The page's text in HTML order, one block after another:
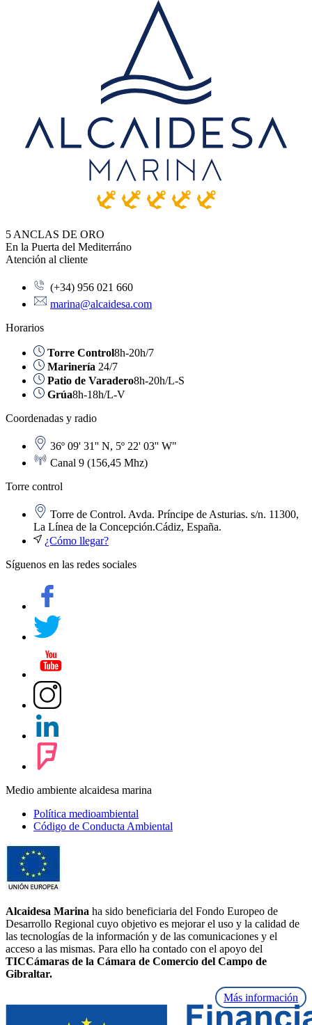
5 ANCLAS DE ORO
En la Puerta del Mediterráno
Atención al cliente
(+34) 956 021 660
marina@alcaidesa.com
Horarios
Torre Control8h-20h/7
Marinería 24/7
Patio de Varadero8h-20h/L-S
Grúa8h-18h/L-V
Coordenadas y radio
36º 09' 31'' N, 5º 22' 03'' W"
Canal 9 (156,45 Mhz)
Torre control
Torre de Control. Avda. Príncipe de Asturias. s/n. 11300,
La Línea de la Concepción.Cádiz, España.
¿Cómo llegar?
Síguenos en las redes sociales
Medio ambiente alcaidesa marina
Política medioambiental
Código de Conducta Ambiental
Alcaidesa Marina ha sido beneficiaria del Fondo Europeo de
Desarrollo Regional cuyo objetivo es mejorar el uso y la calidad de
las tecnologías de la información y de las comunicaciones y el
acceso a las mismas. Para ello ha contado con el apoyo del
TICCámaras de la Cámara de Comercio del Campo de
Gibraltar.
Más información